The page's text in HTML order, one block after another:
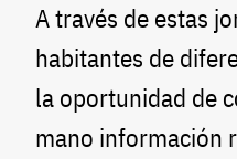
A través de estas
habitantes de
la oportunidad de
mano información